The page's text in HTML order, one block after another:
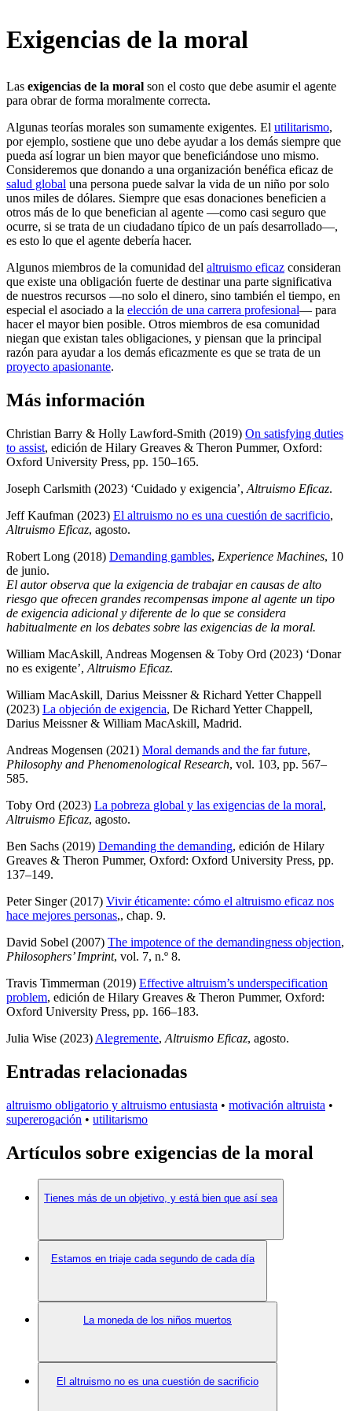
Exigencias de la moral
Las exigencias de la moral son el costo que debe asumir el agente
para obrar de forma moralmente correcta.
Algunas teorías morales son sumamente exigentes. El utilitarismo,
por ejemplo, sostiene que uno debe ayudar a los demás siempre que
pueda así lograr un bien mayor que beneficiándose uno mismo.
Consideremos que donando a una organización benéfica eficaz de
salud global una persona puede salvar la vida de un niño por solo
unos miles de dólares. Siempre que esas donaciones beneficien a
otros más de lo que benefician al agente —como casi seguro que
ocurre, si se trata de un ciudadano típico de un país desarrollado—,
es esto lo que el agente debería hacer.
Algunos miembros de la comunidad del altruismo eficaz consideran
que existe una obligación fuerte de destinar una parte significativa
de nuestros recursos —no solo el dinero, sino también el tiempo, en
especial el asociado a la elección de una carrera profesional— para
hacer el mayor bien posible. Otros miembros de esa comunidad
niegan que existan tales obligaciones, y piensan que la principal
razón para ayudar a los demás eficazmente es que se trata de un
proyecto apasionante.
Más información
Christian Barry & Holly Lawford-Smith (2019) On satisfying duties
to assist, edición de Hilary Greaves & Theron Pummer, Oxford:
Oxford University Press, pp. 150–165.
Joseph Carlsmith (2023) ‘Cuidado y exigencia’, Altruismo Eficaz.
Jeff Kaufman (2023) El altruismo no es una cuestión de sacrificio,
Altruismo Eficaz, agosto.
Robert Long (2018) Demanding gambles, Experience Machines, 10
de junio.
El autor observa que la exigencia de trabajar en causas de alto
riesgo que ofrecen grandes recompensas impone al agente un tipo
de exigencia adicional y diferente de lo que se considera
habitualmente en los debates sobre las exigencias de la moral.
William MacAskill, Andreas Mogensen & Toby Ord (2023) ‘Donar
no es exigente’, Altruismo Eficaz.
William MacAskill, Darius Meissner & Richard Yetter Chappell
(2023) La objeción de exigencia, De Richard Yetter Chappell,
Darius Meissner & William MacAskill, Madrid.
Andreas Mogensen (2021) Moral demands and the far future,
Philosophy and Phenomenological Research, vol. 103, pp. 567–
585.
Toby Ord (2023) La pobreza global y las exigencias de la moral,
Altruismo Eficaz, agosto.
Ben Sachs (2019) Demanding the demanding, edición de Hilary
Greaves & Theron Pummer, Oxford: Oxford University Press, pp.
137–149.
Peter Singer (2017) Vivir éticamente: cómo el altruismo eficaz nos
hace mejores personas,, chap. 9.
David Sobel (2007) The impotence of the demandingness objection,
Philosophers’ Imprint, vol. 7, n.º 8.
Travis Timmerman (2019) Effective altruism’s underspecification
problem, edición de Hilary Greaves & Theron Pummer, Oxford:
Oxford University Press, pp. 166–183.
Julia Wise (2023) Alegremente, Altruismo Eficaz, agosto.
Entradas relacionadas
altruismo obligatorio y altruismo entusiasta • motivación altruista •
supererogación • utilitarismo
Artículos sobre exigencias de la moral
Tienes más de un objetivo, y está bien que así sea
Estamos en triaje cada segundo de cada día
La moneda de los niños muertos
El altruismo no es una cuestión de sacrificio